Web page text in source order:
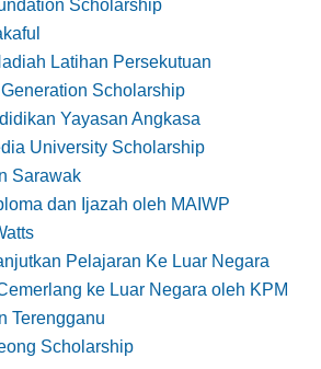
Scholarship
Latihan Persekutuan
Scholarship
Yayasan Angkasa
University Scholarship
Sarawak
dan Ijazah oleh MAIWP
Pelajaran Ke Luar Negara
ke Luar Negara oleh KPM
Terengganu
Scholarship